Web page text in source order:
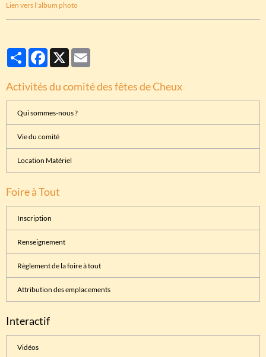
Lien vers l'album photo
PartagerFacebook
X
Activités du comité des fêtes de Cheux
Qui sommes-nous ?
Vie du comité
Location Matériel
Foire à Tout
Inscription
Renseignement
Règlement de la foire à tout
Attribution des emplacements
Interactif
Vidéos